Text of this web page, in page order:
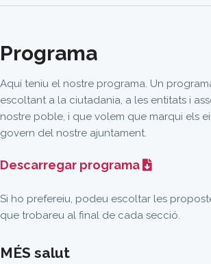
Programa
Aquí teniu el nostre programa. Un
escoltant a la ciutadania, a les entitats i
nostre poble, i que volem que marqui els
govern del nostre ajuntament.
Descarregar programa
Si ho prefereiu, podeu escoltar les
que trobareu al final de cada secció.
MÉS salut